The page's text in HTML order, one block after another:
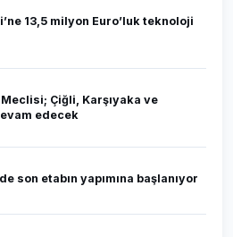
13,5 milyon Euro’luk teknoloji
Çiğli, Karşıyaka ve
edecek
son etabın yapımına başlanıyor